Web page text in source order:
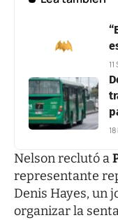
Nelson reclutó a
representante
Denis Hayes, un
organizar la